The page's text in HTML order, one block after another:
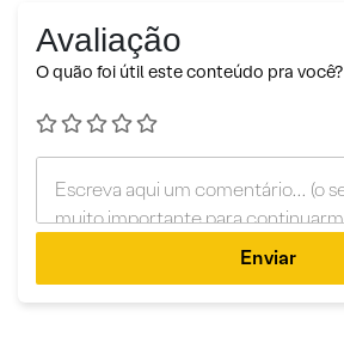
Avaliação
O quão foi útil este conteúdo pra você?
Enviar